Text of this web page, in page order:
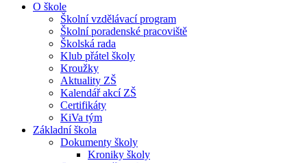
O škole
Školní vzdělávací program
Školní poradenské pracoviště
Školská rada
Klub přátel školy
Kroužky
Aktuality ZŠ
Kalendář akcí ZŠ
Certifikáty
KiVa tým
Základní škola
Dokumenty školy
Kroniky školy